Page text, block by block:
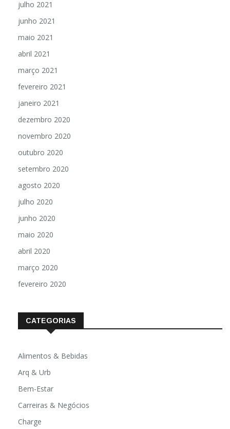
julho 2021
junho 2021
maio 2021
abril 2021
março 2021
fevereiro 2021
janeiro 2021
dezembro 2020
novembro 2020
outubro 2020
setembro 2020
agosto 2020
julho 2020
junho 2020
maio 2020
abril 2020
março 2020
fevereiro 2020
CATEGORIAS
Alimentos & Bebidas
Arq & Urb
Bem-Estar
Carreiras & Negócios
Charge